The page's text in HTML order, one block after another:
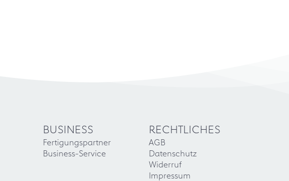
BUSINESS
Fertigungspartner
Business-Service
RECHTLICHES
AGB
Datenschutz
Widerruf
Impressum